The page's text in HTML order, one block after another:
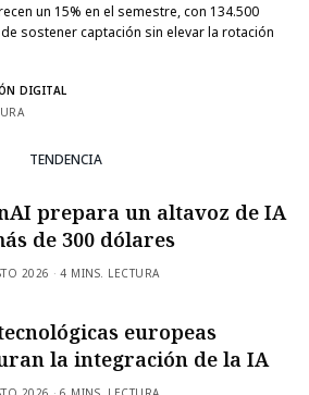
un 15% en el semestre, con 134.500
sostener captación sin elevar la rotación
DIGITAL
TENDENCIA
prepara un altavoz de IA
de 300 dólares
2026 4 MINS. LECTURA
europeas
la integración de la IA